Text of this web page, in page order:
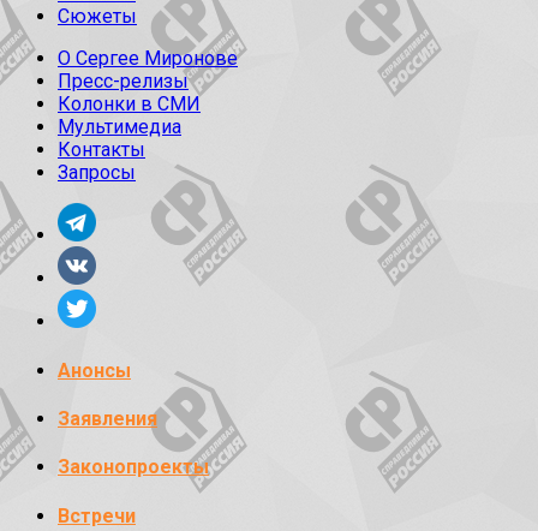
Сюжеты
О Сергее Миронове
Пресс-релизы
Колонки в СМИ
Мультимедиа
Контакты
Запросы
Анонсы
Заявления
Законопроекты
Встречи